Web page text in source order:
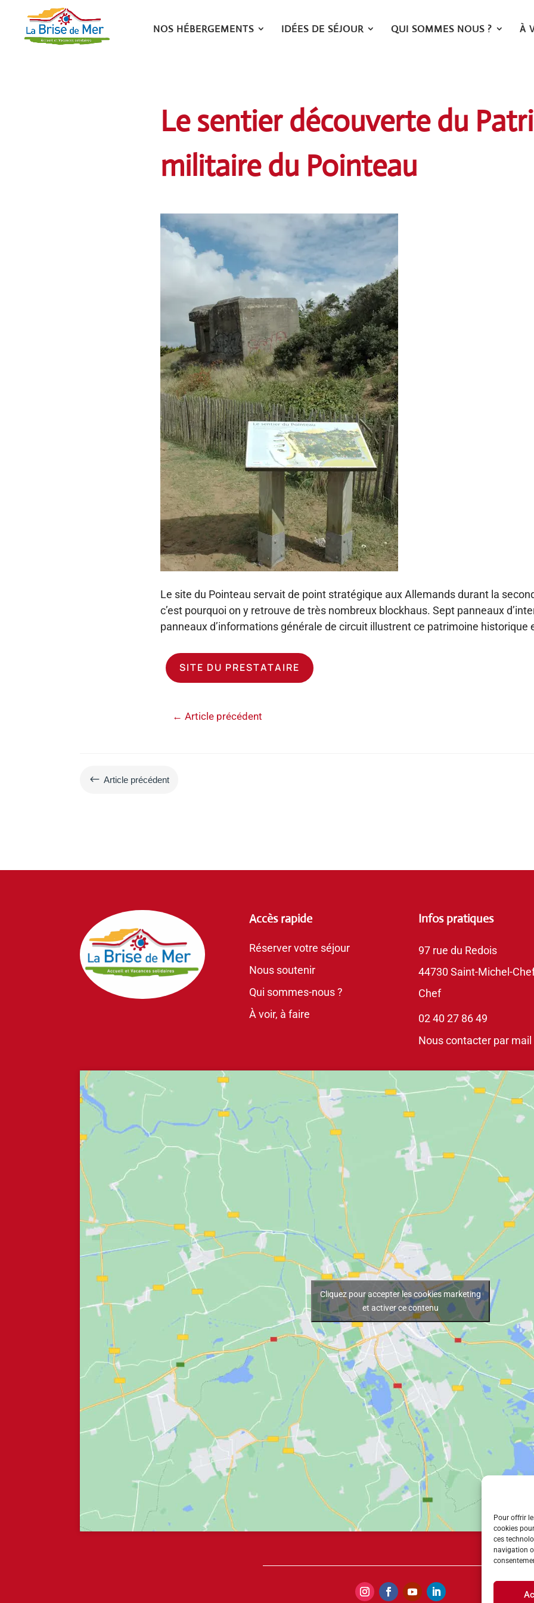
Pour offrir
cookies
ces
navigation
NOS HÉBERGEMENTS IDÉES DE SÉJOUR QUI SOMMES NOUS ? À
Le sentier découverte du
militaire du Pointeau
Le site du Pointeau servait de point stratégique aux Allemands durant la
c’est pourquoi on y retrouve de très nombreux blockhaus. Sept panneaux
panneaux d’informations générale de circuit illustrent ce patrimoine historique
SITE DU PRESTATAIRE
← Article précédent
# Article précédent
Accès rapide
Réserver votre séjour
Nous soutenir
Qui sommes-nous ?
À voir, à faire
Infos pratiques
97 rue du Redois
44730 Saint-Michel-
Chef
02 40 27 86 49
Nous contacter par mail
Cliquez pour accepter les cookies marketing
et activer ce contenu